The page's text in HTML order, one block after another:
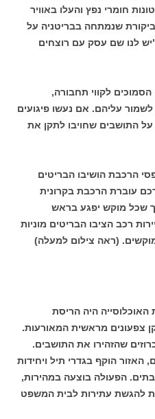
הרוצח. הבריטים נשאו עמם 2.4 טונות חומרי נפץ והעלו באוויר
שנמתחה בבריטניה על
לנו שם עסק עם רוצחים
לקווי תחבורה,
עליהם. אם נעשו פיגועים
התושבים שחויבו לתקן את
הרכבת הושיבו הבריטים
עוברת הרכבת בקרונית
שכל מוקש יפגע בראש
רכב הציבו הבריטים מוניות
(ראה צילום למעלה)
היה הריסת
צפעונים מראשית המאורעות.
על העיר כרוזים שהזהירו את התושבים.
הוקף בגדרי תיל ויחידות
הפעולה בוצעה במהירות,
להגשת עתירות לבית המשפט